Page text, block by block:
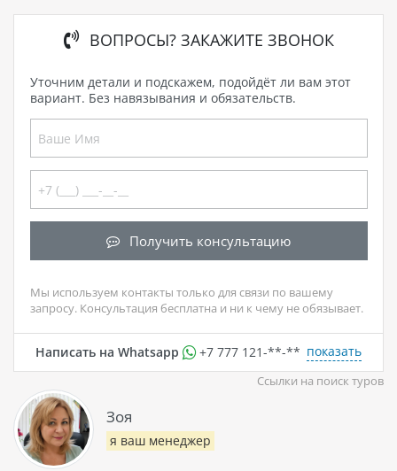
ВОПРОСЫ? ЗАКАЖИТЕ ЗВОНОК
Уточним детали и подскажем, подойдёт ли вам этот
вариант. Без навязывания и обязательств.
Получить консультацию
Мы используем контакты только для связи по вашему
запросу. Консультация бесплатна и ни к чему не обязывает.
Написать на Whatsapp +7 777 121-**-** показать
Ссылки на поиск туров
Зоя
я ваш менеджер